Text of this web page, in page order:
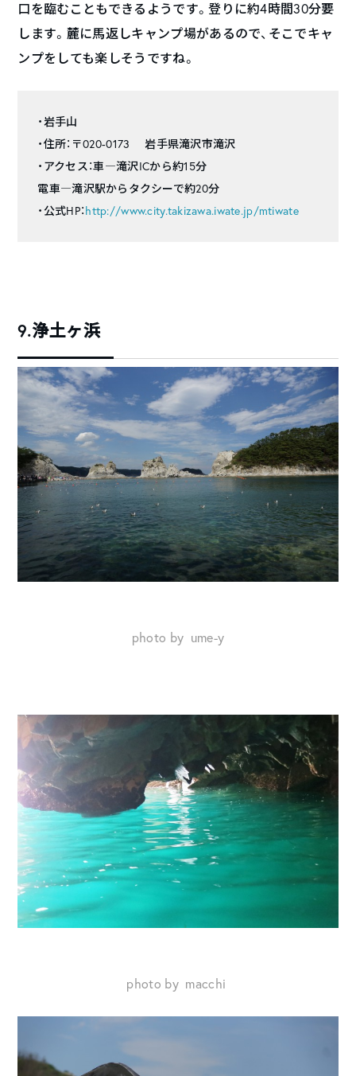
口を臨むこともできるようです。登りに約4時間30分要
します。麓に馬返しキャンプ場があるので、そこでキャ
ンプをしても楽しそうですね。
・岩手山
・住所：〒020-0173 岩手県滝沢市滝沢
・アクセス：車―滝沢ICから約15分
電車―滝沢駅からタクシーで約20分
・公式HP： http://www.city.takizawa.iwate.jp/mtiwate
9.浄土ヶ浜
photo by ume-y
photo by macchi